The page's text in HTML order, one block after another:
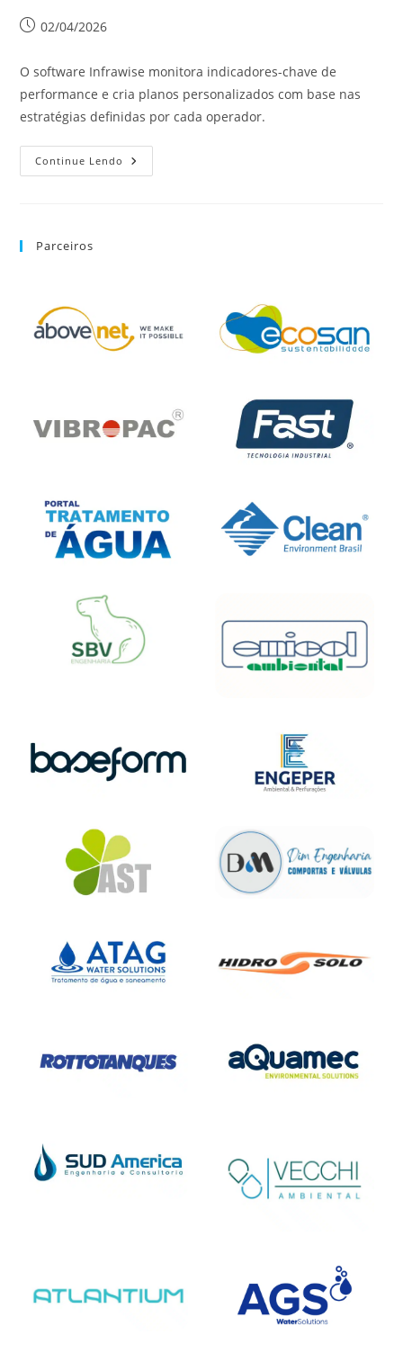
02/04/2026
O software Infrawise monitora indicadores-chave de
performance e cria planos personalizados com base nas
estratégias definidas por cada operador.
Continue Lendo
Parceiros